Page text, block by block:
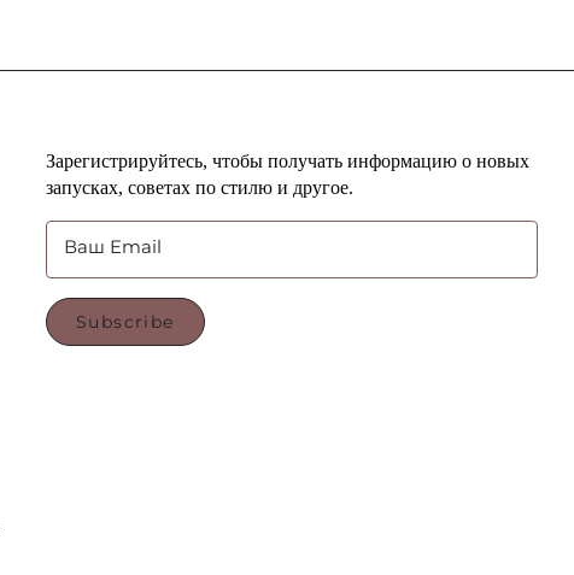
Зарегистрируйтесь, чтобы получать информацию о новых
запусках, советах по стилю и другое.
Ваш Email
Subscribe